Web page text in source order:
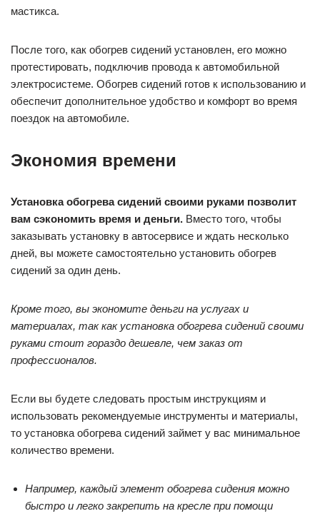
мастикса.
После того, как обогрев сидений установлен, его можно
протестировать, подключив провода к автомобильной
электросистеме. Обогрев сидений готов к использованию и
обеспечит дополнительное удобство и комфорт во время
поездок на автомобиле.
Экономия времени
Установка обогрева сидений своими руками позволит
вам сэкономить время и деньги. Вместо того, чтобы
заказывать установку в автосервисе и ждать несколько
дней, вы можете самостоятельно установить обогрев
сидений за один день.
Кроме того, вы экономите деньги на услугах и
материалах, так как установка обогрева сидений своими
руками стоит гораздо дешевле, чем заказ от
профессионалов.
Если вы будете следовать простым инструкциям и
использовать рекомендуемые инструменты и материалы,
то установка обогрева сидений займет у вас минимальное
количество времени.
Например, каждый элемент обогрева сидения можно
быстро и легко закрепить на кресле при помощи